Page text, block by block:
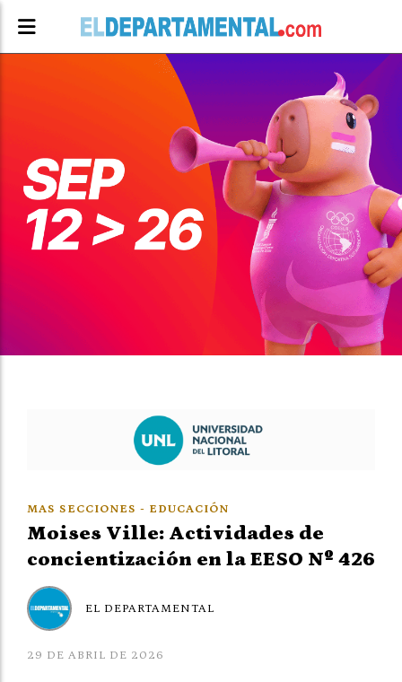
Moises Ville: Actividades de
concientización en la EESO Nº 426
MAS SECCIONES - EDUCACIÓN
29 DE ABRIL DE 2026
EL DEPARTAMENTAL